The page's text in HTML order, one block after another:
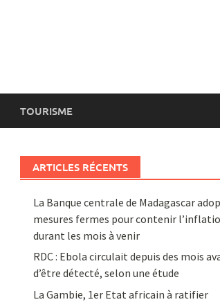
TOURISME
ARTICLES RÉCENTS
La Banque centrale de Madagascar
mesures fermes pour contenir
durant les mois à venir
RDC : Ebola circulait depuis des mois
d’être détecté, selon une étude
La Gambie, 1er Etat africain à ratifier